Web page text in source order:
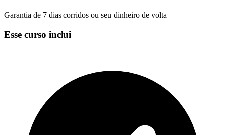
Garantia de 7 dias corridos ou seu dinheiro de volta
Esse curso inclui